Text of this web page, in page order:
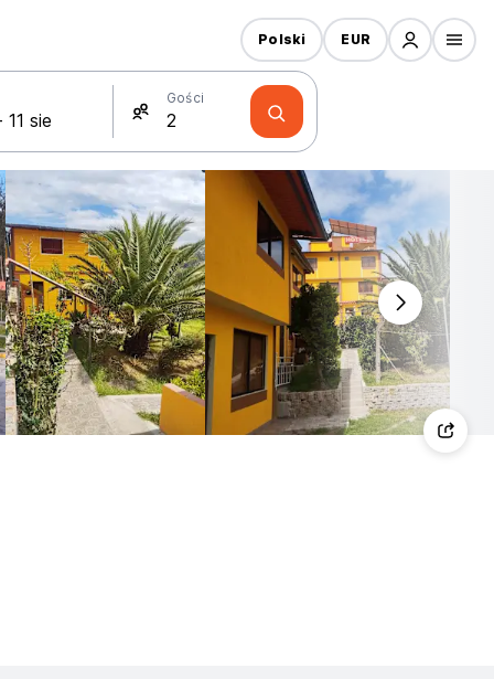
Gości
Polski EUR